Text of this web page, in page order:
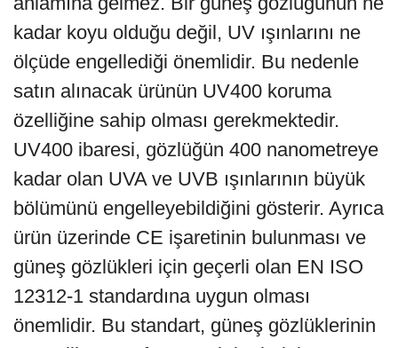
kadar koyu olduğu değil, UV ışınlarını ne
ölçüde engellediği önemlidir. Bu nedenle
satın alınacak ürünün UV400 koruma
özelliğine sahip olması gerekmektedir.
UV400 ibaresi, gözlüğün 400 nanometreye
kadar olan UVA ve UVB ışınlarının büyük
bölümünü engelleyebildiğini gösterir. Ayrıca
ürün üzerinde CE işaretinin bulunması ve
güneş gözlükleri için geçerli olan EN ISO
12312-1 standardına uygun olması
önemlidir. Bu standart, güneş gözlüklerinin